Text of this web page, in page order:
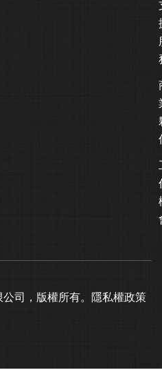
司，版權所有。 隱私權政策